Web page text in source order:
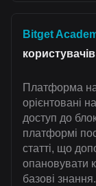
Bitget
користувачів
Платформа
орієнтовані
доступ до
платформі
статті, що
опановувати
базові